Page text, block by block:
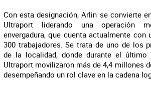
Con esta designación, Arlin se convierte
Ultraport liderando una operación
envergadura, que cuenta actualmente con
300 trabajadores. Se trata de uno de los
de la localidad, donde durante el
Ultraport movilizaron más de 4,4 millones
desempeñando un rol clave en la cadena